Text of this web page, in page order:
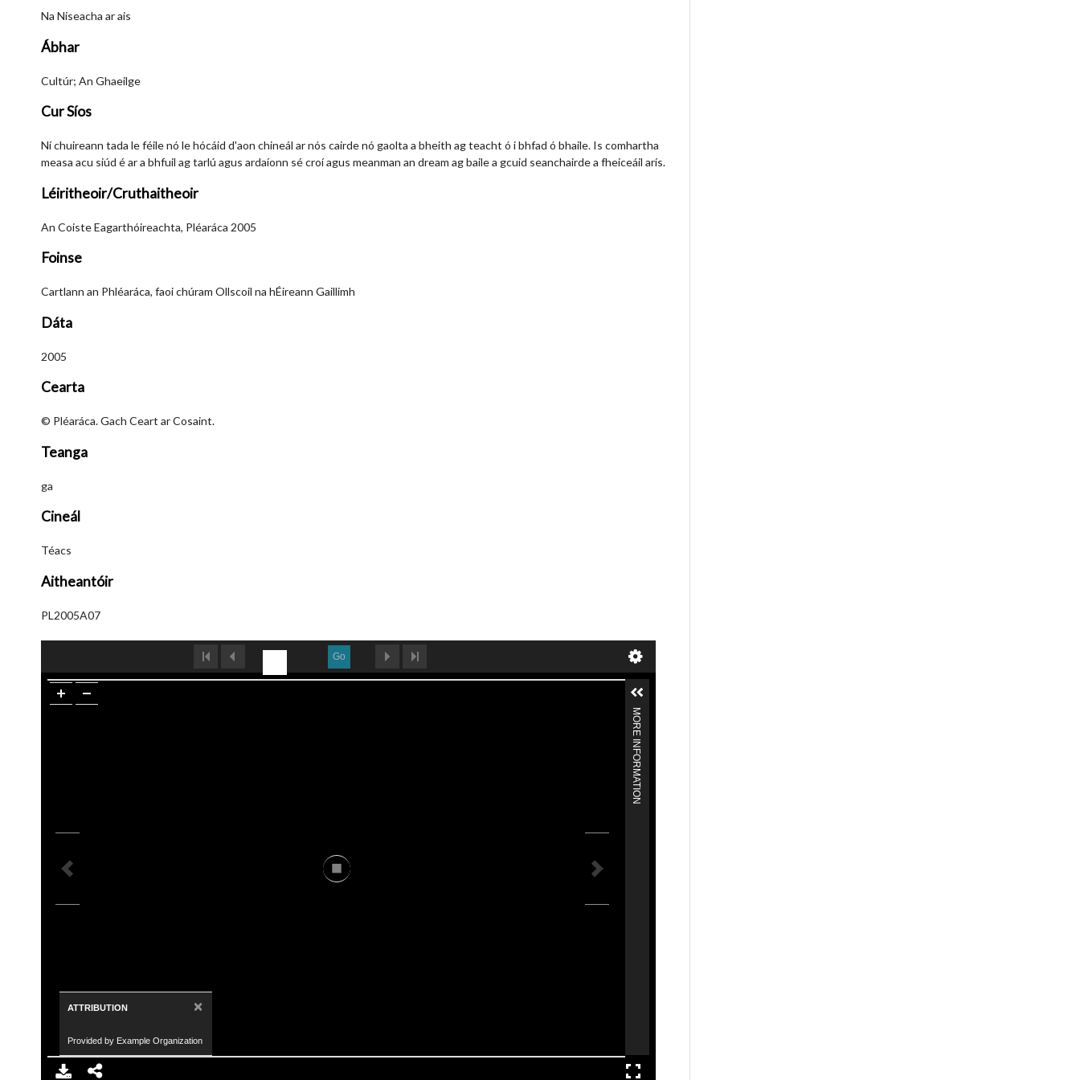
Na Niseacha ar ais
Ábhar
Cultúr; An Ghaeilge
Cur Síos
Ní chuireann tada le féile nó le hócáid d'aon chineál ar nós cairde nó gaolta a bheith ag teacht ó i bhfad ó bhaile. Is comhartha
measa acu siúd é ar a bhfuil ag tarlú agus ardaíonn sé croí agus meanman an dream ag baile a gcuid seanchairde a fheiceáil arís.
Léiritheoir/Cruthaitheoir
An Coiste Eagarthóireachta, Pléaráca 2005
Foinse
Cartlann an Phléaráca, faoi chúram Ollscoil na hÉireann Gaillimh
Dáta
2005
Cearta
© Pléaráca. Gach Ceart ar Cosaint.
Teanga
ga
Cineál
Téacs
Aitheantóir
PL2005A07
Go
ATTRIBUTION ×
Provided by Example Organization
MORE INFORMATION